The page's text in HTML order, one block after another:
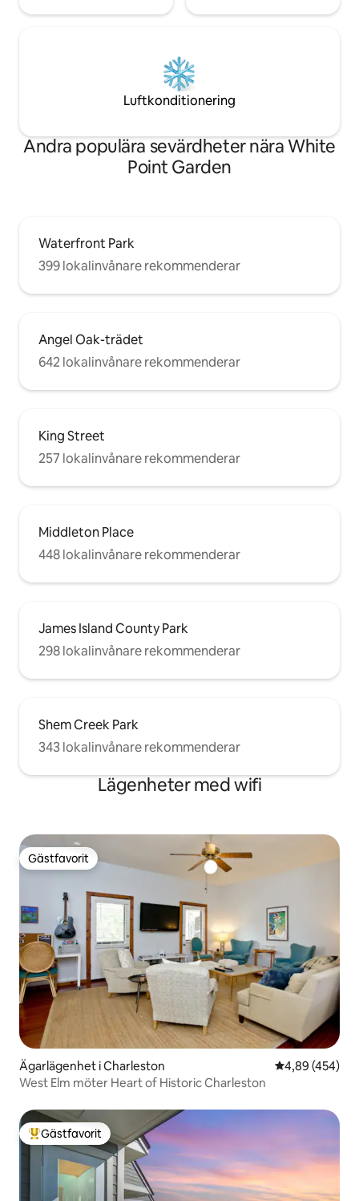
Luftkonditionering
Andra populära sevärdheter nära White
Point Garden
Waterfront Park
399 lokalinvånare rekommenderar
Angel Oak-trädet
642 lokalinvånare rekommenderar
King Street
257 lokalinvånare rekommenderar
Middleton Place
448 lokalinvånare rekommenderar
James Island County Park
298 lokalinvånare rekommenderar
Shem Creek Park
343 lokalinvånare rekommenderar
Lägenheter med wifi
Gästfavorit
Gästfavorit
Ägarlägenhet i Charleston 4,89 av 5 i
4,89 (454)
West Elm möter Heart of Historic Charleston
Populär gästfavorit
Gästfavorit